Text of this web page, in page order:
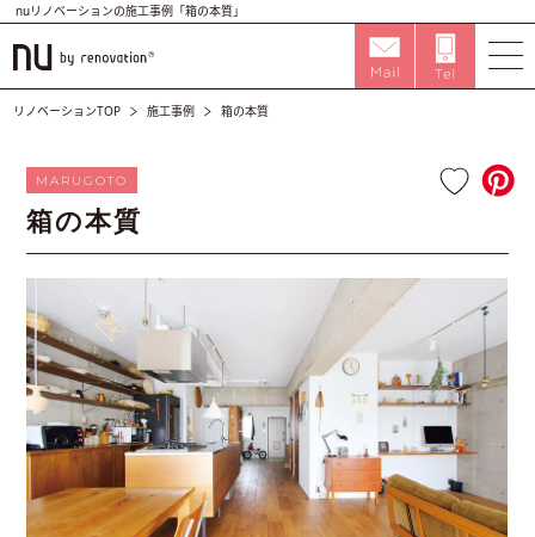
nuリノベーションの施工事例「箱の本質」
リノベーションTOP 施工事例 箱の本質
MARUGOTO
箱の本質